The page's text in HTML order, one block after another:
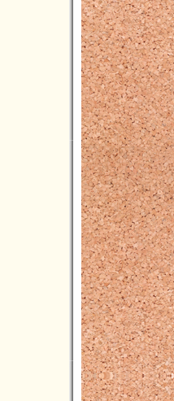
2021年05月(4)
2021年04月(9)
2021年03月(2)
2021年02月(1)
2021年01月(5)
2020年12月(5)
2020年11月(3)
2020年10月(3)
2020年09月(6)
2020年08月(2)
2020年07月(5)
2020年06月(5)
2020年05月(2)
2020年04月(2)
2020年03月(6)